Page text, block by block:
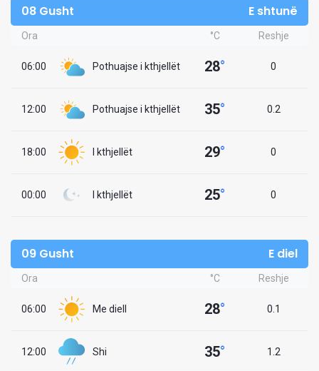
08 Gusht E shtunë
Ora °C Reshje
06:00 Pothuajse i kthjellët 28° 0
12:00 Pothuajse i kthjellët 35° 0.2
18:00 I kthjellët 29° 0
00:00 I kthjellët 25° 0
09 Gusht E diel
Ora °C Reshje
06:00 Me diell 28° 0.1
12:00 Shi 35° 1.2